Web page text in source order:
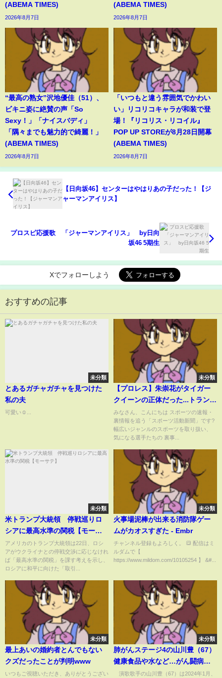
(ABEMA TIMES)
2026年8月7日
(ABEMA TIMES)
2026年8月7日
“最高の熟女”沢地優佳（51）、
ビキニ姿に絶賛の声「So
Sexy！」「ナイスバディ」
「隅々までも魅力的で綺麗！」
(ABEMA TIMES)
2026年8月7日
「いつもと違う雰囲気でかわい
い」リコリコキャラが和装で登
場！『リコリス・リコイル』
POP UP STOREが8月28日開幕
(ABEMA TIMES)
2026年8月7日
【日向坂46】センターはやはりあの子だった！【ジ
ャーマンアイリス】
プロスピ応援歌 「ジャーマンアイリス」 by日向
坂46 5期生
Xでフォローしよう
おすすめの記事
未分類
とあるガチャガチャを見つけた
私の夫
可愛い☺️...
未分類
【プロレス】朱崇花がタイガー
クイーンの正体だった...トランス
ジェンダー選手の結婚相手の正
体に一同驚愕！男なのに女とし
て試合に出て批判殺到...精神的限
せない！
みなさん、こんにちは スポーツの速報・
裏情報を追う「スポーツ活動新聞」です?
幅広いジャンルのスポーツを取り扱い、
気になる選手たちの 裏事...
未分類
米トランプ大統領 停戦巡りロ
シアに最高水準の関税【モーサ
テ】
アメリカのトランプ大統領は22日、ロシ
アがウクライナとの停戦交渉に応じなけれ
ば「最高水準の関税」を課す考えを示し、
ロシアに和平に向けた「取引...
未分類
火事場泥棒が出来る消防隊ゲー
ムがカオスすぎた - Embr
チャンネル登録もよろしく。 🔳 配信はミ
ルダムで【
https://www.mildom.com/10105254 】 &#...
未分類
最上あいの婚約者とんでもない
クズだったことが判明www
いつもご視聴いただき、ありがとうござい
未分類
肺がんステージ4の山川豊（67）
健康食品や水など…がん闘病の
藁にもすがる心のリアルを告白
演歌歌手の山川豊（67）は2024年1月、